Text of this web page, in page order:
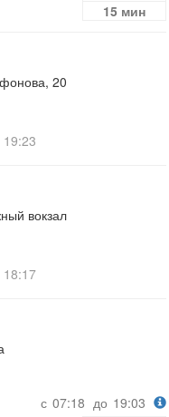
15 мин
20
19:23
вокзал
18:17
с 07:18 до 19:03